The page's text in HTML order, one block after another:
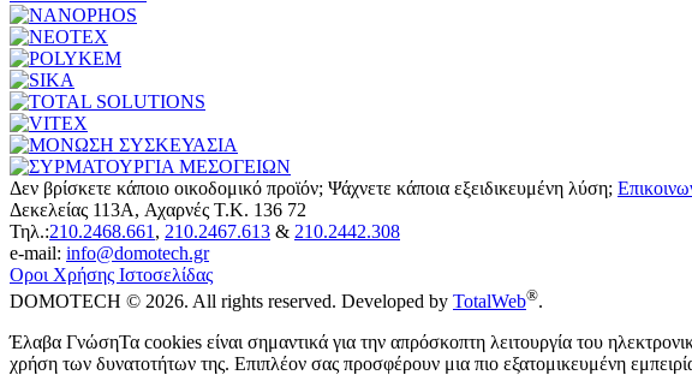
Δεν βρίσκετε κάποιο οικοδομικό προϊόν; Ψάχνετε κάποια εξειδικευμένη λύση;
Δεκελείας 113A, Αχαρνές Τ.Κ. 136 72
Τηλ.:210.2468.661 , 210.2467.613 & 210.2442.308
e-mail: info@domotech.gr
Οροι Χρήσης Ιστοσελίδας
DOMOTECH © 2026. All rights reserved. Developed by TotalWeb®.
Έλαβα ΓνώσηΤα cookies είναι σημαντικά για την απρόσκοπτη λειτουργία του
χρήση των δυνατοτήτων της. Επιπλέον σας προσφέρουν μια πιο εξατομικευμένη